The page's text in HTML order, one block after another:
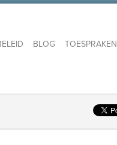
BLOG TOESPRAKEN